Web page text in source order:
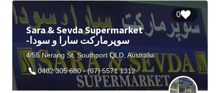
0
Sara & Sevda Supermarket
-سوپرمارکت سارا و سودا
4/55 Nerang St, Southport QLD, Australia
0402 305 680 - (07) 5571 1312